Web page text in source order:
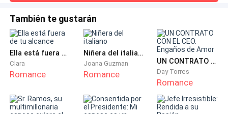
que posiblemente pasó Alex al no verla regresar, se sintió
culpable y enseguida dirigió su mirada a él, llena de
remordimiento, sin poder controlar su llanto.–Todo está
bien mi amor. No llores, por favor –le dijo mientras limpiaba
sus lágrimas con mucho cuid
También te gustarán
Ella está fuera de tu alcance
Clara
Romance
Niñera del italiano
Joana Guzman
Romance
UN CONTRATO CON EL CEO. Engaños de Amor
Day Torres
Romance